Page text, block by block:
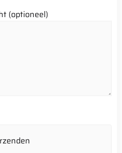
(optioneel)